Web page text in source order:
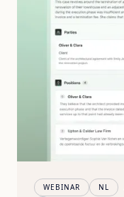
WEBINAR NL